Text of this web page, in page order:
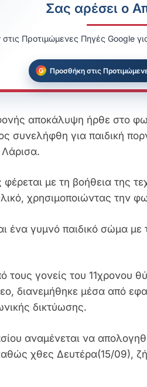
Σας αρέσει ο
Προτιμώμενες Πηγές Google
Προσθήκη στις
αποκάλυψη ήρθε στο
συνελήφθη για παιδική
Λάρισα.
με τη βοήθεια της
χρησιμοποιώντας την
ένα γυμνό παιδικό σώμα
γονείς του 11χρονου
διανεμήθηκε μέσα από
δικτύωσης.
αναμένεται να
χθες Δευτέρα(15/09),